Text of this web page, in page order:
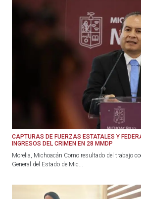
CAPTURAS DE FUERZAS ESTATALES Y
INGRESOS DEL CRIMEN EN 28 MMDP
Morelia, Michoacán Como resultado del trabajo
General del Estado de Mic...